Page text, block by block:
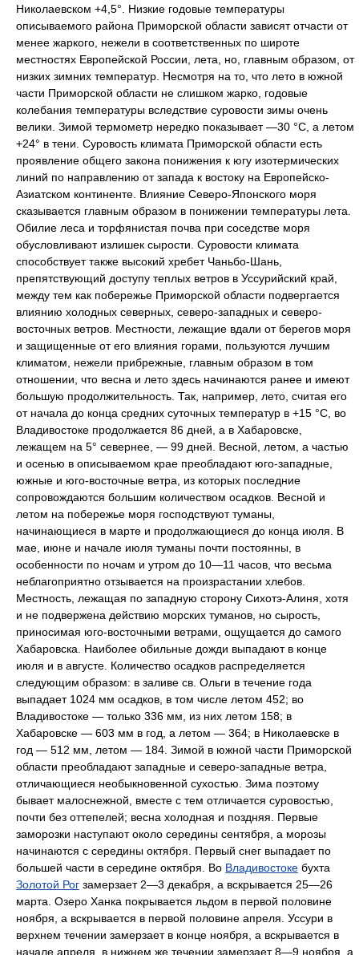
Николаевском +4,5°. Низкие годовые температуры
описываемого района Приморской области зависят отчасти от
менее жаркого, нежели в соответственных по широте
местностях Европейской России, лета, но, главным образом, от
низких зимних температур. Несмотря на то, что лето в южной
части Приморской области не слишком жарко, годовые
колебания температуры вследствие суровости зимы очень
велики. Зимой термометр нередко показывает —30 °C, а летом
+24° в тени. Суровость климата Приморской области есть
проявление общего закона понижения к югу изотермических
линий по направлению от запада к востоку на Европейско-
Азиатском континенте. Влияние Северо-Японского моря
сказывается главным образом в понижении температуры лета.
Обилие леса и торфянистая почва при соседстве моря
обусловливают излишек сырости. Суровости климата
способствует также высокий хребет Чаньбо-Шань,
препятствующий доступу теплых ветров в Уссурийский край,
между тем как побережье Приморской области подвергается
влиянию холодных северных, северо-западных и северо-
восточных ветров. Местности, лежащие вдали от берегов моря
и защищенные от его влияния горами, пользуются лучшим
климатом, нежели прибрежные, главным образом в том
отношении, что весна и лето здесь начинаются ранее и имеют
большую продолжительность. Так, например, лето, считая его
от начала до конца средних суточных температур в +15 °C, во
Владивостоке продолжается 86 дней, а в Хабаровске,
лежащем на 5° севернее, — 99 дней. Весной, летом, а частью
и осенью в описываемом крае преобладают юго-западные,
южные и юго-восточные ветра, из которых последние
сопровождаются большим количеством осадков. Весной и
летом на побережье моря господствуют туманы,
начинающиеся в марте и продолжающиеся до конца июля. В
мае, июне и начале июля туманы почти постоянны, в
особенности по ночам и утром до 10—11 часов, что весьма
неблагоприятно отзывается на произрастании хлебов.
Местность, лежащая по западную сторону Сихотэ-Алиня, хотя
и не подвержена действию морских туманов, но сырость,
приносимая юго-восточными ветрами, ощущается до самого
Хабаровска. Наиболее обильные дожди выпадают в конце
июля и в августе. Количество осадков распределяется
следующим образом: в заливе св. Ольги в течение года
выпадает 1024 мм осадков, в том числе летом 452; во
Владивостоке — только 336 мм, из них летом 158; в
Хабаровске — 603 мм в год, а летом — 364; в Николаевске в
год — 512 мм, летом — 184. Зимой в южной части Приморской
области преобладают западные и северо-западные ветра,
отличающиеся необыкновенной сухостью. Зима поэтому
бывает малоснежной, вместе с тем отличается суровостью,
почти без оттепелей; весна холодная и поздняя. Первые
заморозки наступают около середины сентября, а морозы
начинаются с середины октября. Первый снег выпадает по
большей части в середине октября. Во Владивостоке бухта
Золотой Рог замерзает 2—3 декабря, а вскрывается 25—26
марта. Озеро Ханка покрывается льдом в первой половине
ноября, а вскрывается в первой половине апреля. Уссури в
верхнем течении замерзает в конце ноября, а вскрывается в
начале апреля, в нижнем же течении замерзает 8—9 ноября, а